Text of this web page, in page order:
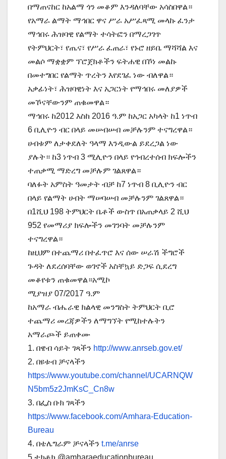
በማጠናከር ከአልማ ጎን መቆም እንዳለባቸው አሳስበዋል።
የአማራ ልማት ማኅበር ዋና ሥራ አሥፈጻሚ መላኩ ፈንታ
ማኅበሩ ሕዝባዊ የልማት ተሳትፎን በማረጋገጥ
የትምህርት፣ የጤና፣ የሥራ ፈጠራ፣ የኑሮ ዘይቤ ማሻሻል እና
መልሶ ማቋቋም ፕሮጀክቶችን ፍትሐዊ በኾነ መልኩ
በመተግበር የልማት ጥረትን እየደገፈ ነው ብለዋል።
አቃፊነት፣ ሕዝባዊነት እና አጋርነት የማኅበሩ መለያዎች
መኾናቸውንም ጠቁመዋል።
ማኅበሩ ከ2012 እስከ 2016 ዓ.ም ከአጋር አካላት ከ1 ነጥብ
6 ቢሊዮን ብር በላይ መሠብሠብ መቻሉንም ተናግረዋል።
ሀብቱም ለታቀደለት ዓላማ እንዲውል ይደረጋል ነው
ያሉት። ከ3 ነጥብ 3 ሚሊዮን በላይ የኅብረተሰብ ክፍሎችን
ተጠቃሚ ማድረግ መቻሉም ገልጸዋል።
ባለፉት አምስት ዓመታት ብቻ ከ7 ነጥብ 8 ቢሊዮን ብር
በላይ የልማት ሀብት ማሠባሠብ መቻሉንም ገልጸዋል።
በ1ሺህ 198 ትምህርት ቤቶች ውስጥ በአጠቃላይ 2 ሺህ
952 የመማሪያ ክፍሎችን መገንባት መቻሉንም
ተናግረዋል።
ከዚህም በተጨማሪ በተፈጥሮ እና ሰው ሠራሽ ችግሮች
ጉዳት ለደረሰባቸው ወገኖች አስቸኳይ ድጋፍ ሲደረግ
መቆየቱን ጠቁመዋል።አሚኮ
ሚያዝያ 07/2017 ዓ.ም
ከአማራ ብሔራዊ ክልላዊ መንግስት ትምህርት ቢሮ
ተጨማሪ መረጃዎችን ለማግኘት የሚከተሉትን
አማራጮች ይጠቀሙ
1. በዌብ ሳይት ገጻችን http://www.anrseb.gov.et/
2. በዩቱብ ቻናላችን
https://www.youtube.com/channel/UCARNQW
N5bm5z2JmKsC_Cn8w
3. በፌስ ቡክ ገጻችን
https://www.facebook.com/Amhara-Education-
Bureau
4. በቴሌግራም ቻናላችን t.me/anrse
5.ቲክቶክ @amharaeducationbureau